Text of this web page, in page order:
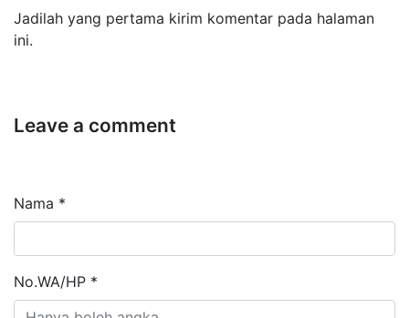
Jadilah yang pertama kirim komentar pada halaman
ini.
Leave a comment
Nama *
No.WA/HP *